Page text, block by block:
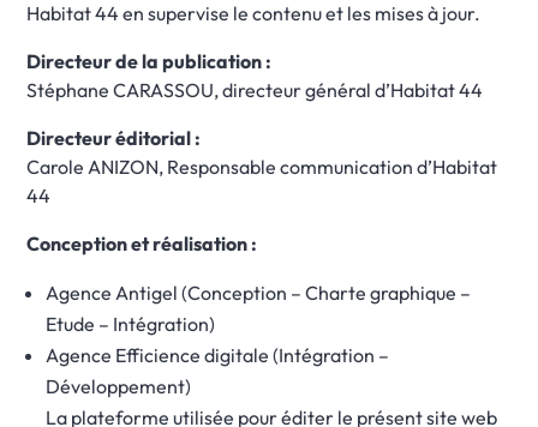
Habitat 44 en supervise le contenu et les mises à jour.
Directeur de la publication :
Stéphane CARASSOU, directeur général d’Habitat 44
Directeur éditorial :
Carole ANIZON, Responsable communication d’Habitat
44
Conception et réalisation :
Agence Antigel (Conception – Charte graphique –
Etude – Intégration)
Agence Efficience digitale (Intégration –
Développement)
La plateforme utilisée pour éditer le présent site web